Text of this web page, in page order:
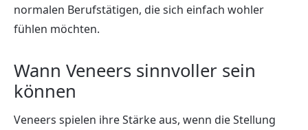
normalen Berufstätigen, die sich einfach wohler
fühlen möchten.
Wann Veneers sinnvoller sein
können
Veneers spielen ihre Stärke aus, wenn die Stellung